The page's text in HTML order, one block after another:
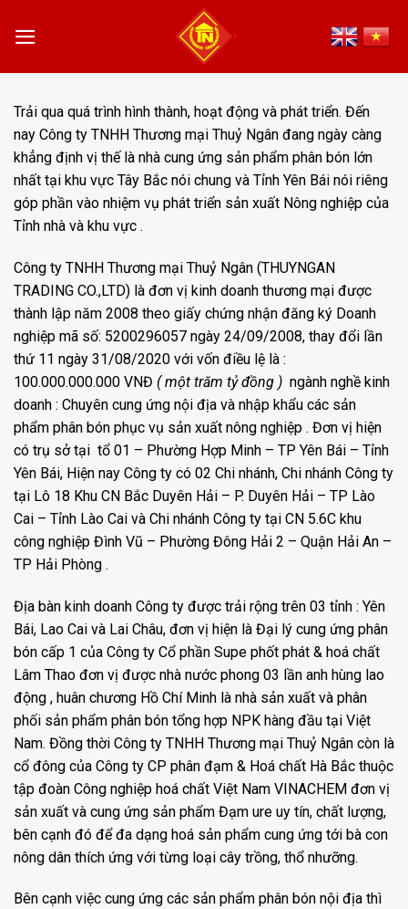
Trải qua quá trình hình thành, hoạt động và phát triển. Đến
nay Công ty TNHH Thương mại Thuỷ Ngân đang ngày càng
khẳng định vị thế là nhà cung ứng sản phẩm phân bón lớn
nhất tại khu vực Tây Bắc nói chung và Tỉnh Yên Bái nói riêng
góp phần vào nhiệm vụ phát triển sản xuất Nông nghiệp của
Tỉnh nhà và khu vực .
Công ty TNHH Thương mại Thuỷ Ngân (THUYNGAN
TRADING CO.,LTD) là đơn vị kinh doanh thương mại được
thành lập năm 2008 theo giấy chứng nhận đăng ký Doanh
nghiệp mã số: 5200296057 ngày 24/09/2008, thay đổi lần
thứ 11 ngày 31/08/2020 với vốn điều lệ là :
100.000.000.000 VNĐ ( một trăm tỷ đồng ) ngành nghề kinh
doanh : Chuyên cung ứng nội địa và nhập khẩu các sản
phẩm phân bón phục vụ sản xuất nông nghiệp . Đơn vị hiện
có trụ sở tại tổ 01 – Phường Hợp Minh – TP Yên Bái – Tỉnh
Yên Bái, Hiện nay Công ty có 02 Chi nhánh, Chi nhánh Công ty
tại Lô 18 Khu CN Bắc Duyên Hải – P. Duyên Hải – TP Lào
Cai – Tỉnh Lào Cai và Chi nhánh Công ty tại CN 5.6C khu
công nghiệp Đình Vũ – Phường Đông Hải 2 – Quận Hải An –
TP Hải Phòng .
Địa bàn kinh doanh Công ty được trải rộng trên 03 tỉnh : Yên
Bái, Lao Cai và Lai Châu, đơn vị hiện là Đại lý cung ứng phân
bón cấp 1 của Công ty Cổ phần Supe phốt phát & hoá chất
Lâm Thao đơn vị được nhà nước phong 03 lần anh hùng lao
động , huân chương Hồ Chí Minh là nhà sản xuất và phân
phối sản phẩm phân bón tổng hợp NPK hàng đầu tại Việt
Nam. Đồng thời Công ty TNHH Thương mại Thuỷ Ngân còn là
cổ đông của Công ty CP phân đạm & Hoá chất Hà Bắc thuộc
tập đoàn Công nghiệp hoá chất Việt Nam VINACHEM đơn vị
sản xuất và cung ứng sản phẩm Đạm ure uy tín, chất lượng,
bên cạnh đó để đa dạng hoá sản phẩm cung ứng tới bà con
nông dân thích ứng với từng loại cây trồng, thổ nhưỡng.
Bên cạnh việc cung ứng các sản phẩm phân bón nội địa thì